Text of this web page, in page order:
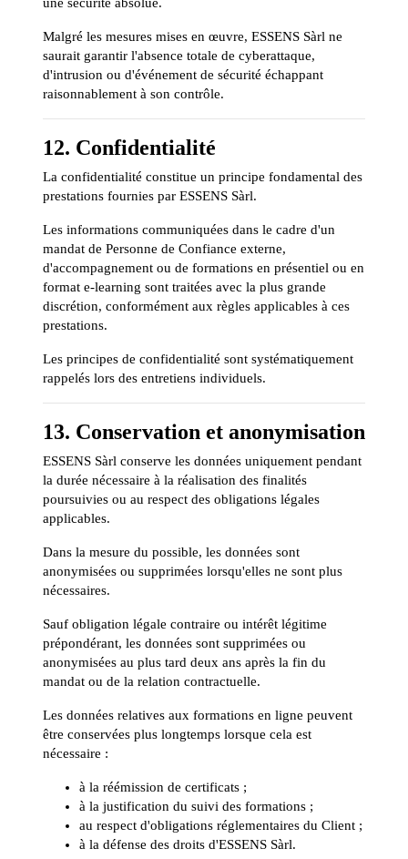
Malgré les mesures mises en œuvre, ESSENS Sàrl ne
saurait garantir l'absence totale de cyberattaque,
d'intrusion ou d'événement de sécurité échappant
raisonnablement à son contrôle.
12. Confidentialité
La confidentialité constitue un principe fondamental des
prestations fournies par ESSENS Sàrl.
Les informations communiquées dans le cadre d'un
mandat de Personne de Confiance externe,
d'accompagnement ou de formations en présentiel ou en
format e-learning sont traitées avec la plus grande
discrétion, conformément aux règles applicables à ces
prestations.
Les principes de confidentialité sont systématiquement
rappelés lors des entretiens individuels.
13. Conservation et anonymisation
ESSENS Sàrl conserve les données uniquement pendant
la durée nécessaire à la réalisation des finalités
poursuivies ou au respect des obligations légales
applicables.
Dans la mesure du possible, les données sont
anonymisées ou supprimées lorsqu'elles ne sont plus
nécessaires.
Sauf obligation légale contraire ou intérêt légitime
prépondérant, les données sont supprimées ou
anonymisées au plus tard deux ans après la fin du
mandat ou de la relation contractuelle.
Les données relatives aux formations en ligne peuvent
être conservées plus longtemps lorsque cela est
nécessaire :
à la réémission de certificats ;
à la justification du suivi des formations ;
au respect d'obligations réglementaires du Client ;
à la défense des droits d'ESSENS Sàrl.